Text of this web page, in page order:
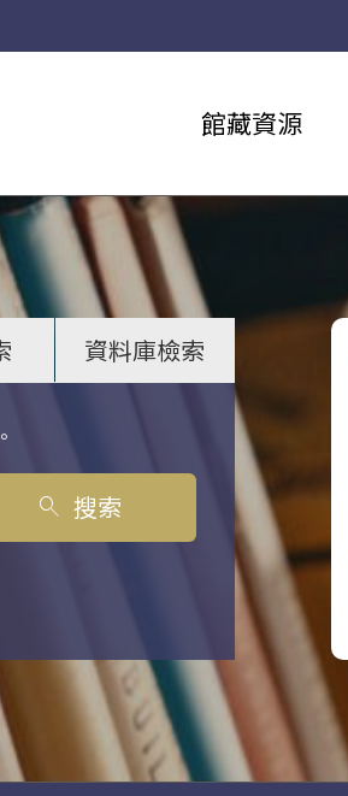
館藏資源
資料庫檢索
search 搜索